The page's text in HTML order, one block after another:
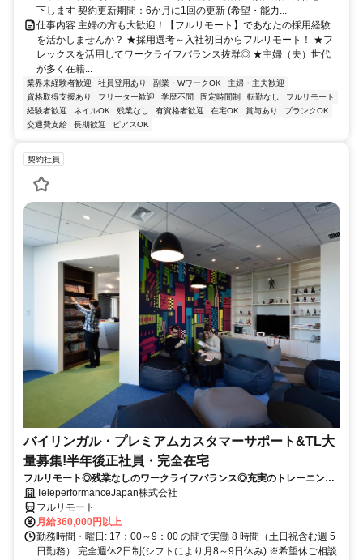
下します 契約更新期間：6か月に1回の更新 (希望・能力...
仕事内容 主婦の方も大歓迎！【フルリモート】であなたの採用経験
を活かしませんか？ ★採用選考～入社初日からフルリモート！ ★フ
レックスを活用してワークライフバランス抜群◎ ★主婦（夫）世代
が多く在籍...
業界未経験者歓迎 社員登用あり 副業・WワークOK
主婦・主夫歓迎
資格取得支援あり
フリーター歓迎 学歴不問 固定時間制 転勤なし
フルリモート
経験者歓迎
ネイルOK 残業なし 有資格者歓迎 在宅OK 賞与あり
ブランクOK
交通費支給
長期歓迎 ピアスOK
契約社員
バイリンガル・プレミアムカスタマーサポート&TL大
量募集!半年後正社員・完全在宅
フルリモート◎残業なしのワークライフバランス◎充実のトレーニング
◎語学を活かして将来キャリア有望
TeleperformanceJapan株式会社
フルリモート
月給360,000円以上
勤務時間・曜日: 17：00～9：00 の間で実働 8 時間（土日祝含む週 5
日勤務） 完全週休2日制(シフトにより月8～9日休み) ※希望休ご相談